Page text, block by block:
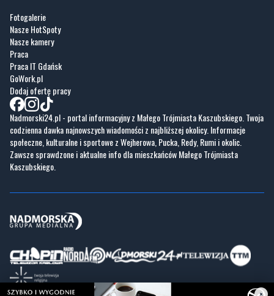
Fotogalerie
Nasze HotSpoty
Nasze kamery
Praca
Praca IT Gdańsk
GoWork.pl
Dodaj ofertę pracy
Nadmorski24.pl - portal informacyjny z Małego Trójmiasta Kaszubskiego. Twoja
codzienna dawka najnowszych wiadomości z najbliższej okolicy. Informacje
społeczne, kulturalne i sportowe z Wejherowa, Pucka, Redy, Rumi i okolic.
Zawsze sprawdzone i aktualne info dla mieszkańców Małego Trójmiasta
Kaszubskiego.